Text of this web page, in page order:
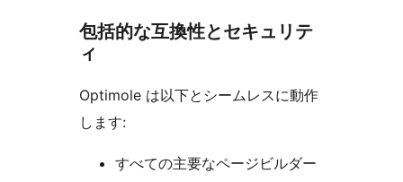
包括的な互換性とセキュリテ
ィ
Optimole は以下とシームレスに動作
します:
すべての主要なページビルダー